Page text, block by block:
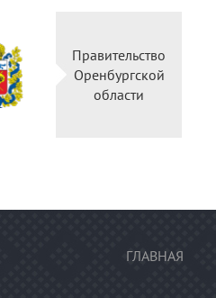
Правительство
Оренбургской
области
ГЛАВНАЯ